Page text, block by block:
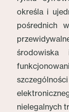
określa i
pośrednich
środowiska
nielegalnych